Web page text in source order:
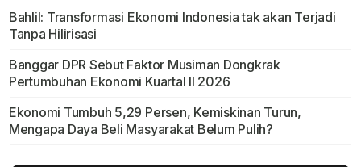
Bahlil: Transformasi Ekonomi Indonesia tak akan Terjadi
Tanpa Hilirisasi
Banggar DPR Sebut Faktor Musiman Dongkrak
Pertumbuhan Ekonomi Kuartal II 2026
Ekonomi Tumbuh 5,29 Persen, Kemiskinan Turun,
Mengapa Daya Beli Masyarakat Belum Pulih?